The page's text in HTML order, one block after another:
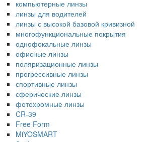
компьютерные линзы
линзы для водителей
линзы с высокой базовой кривизной
многофункциональные покрытия
однофокальные линзы
офисные линзы
поляризационные линзы
прогрессивные линзы
спортивные линзы
сферические линзы
фотохромные линзы
CR-39
Free Form
MiYOSMART